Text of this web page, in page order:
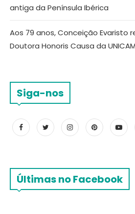
antiga da Península Ibérica
Aos 79 anos, Conceição Evaristo
Doutora Honoris Causa da
Siga-nos
Últimas no Facebook